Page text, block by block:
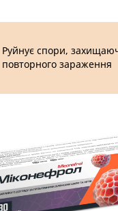
Руйнує спори,
повторного зараження